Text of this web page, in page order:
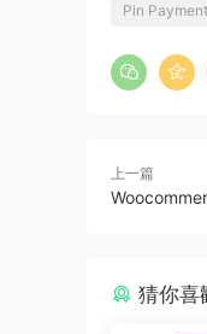
Pin
上一篇
猜你喜